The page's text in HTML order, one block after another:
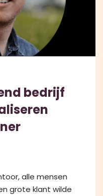
bedrijf
alle mensen
grote klant wilde